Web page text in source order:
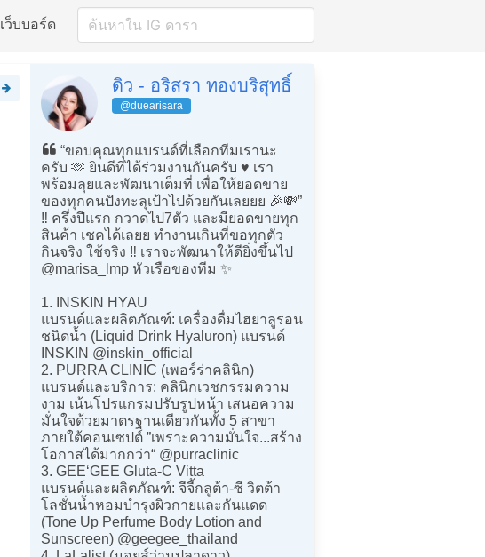
เว็บบอร์ด
ดิว - อริสรา ทองบริสุทธิ์
@duearisara
“ขอบคุณทุกแบรนด์ที่เลือกทีมเรานะ
ครับ 🫶 ยินดีที่ได้ร่วมงานกันครับ ♥️ เรา
พร้อมลุยและพัฒนาเต็มที่ เพื่อให้ยอดขาย
ของทุกคนปังทะลุเป้าไปด้วยกันเลยยย 🎉💸”
‼️ ครึ่งปีแรก กวาดไป7ตัว และมียอดขายทุก
สินค้า เชคได้เลยย ทำงานเกินที่ขอทุกตัว
กินจริง ใช้จริง ‼️ เราจะพัฒนาให้ดียิ่งขึ้นไป
@marisa_lmp หัวเรือของทีม ✨
1. INSKIN HYAU
แบรนด์และผลิตภัณฑ์: เครื่องดื่มไฮยาลูรอน
ชนิดน้ำ (Liquid Drink Hyaluron) แบรนด์
INSKIN @inskin_official
2. PURRA CLINIC (เพอร์ร่าคลินิก)
แบรนด์และบริการ: คลินิกเวชกรรมความ
งาม เน้นโปรแกรมปรับรูปหน้า เสนอความ
มั่นใจด้วยมาตรฐานเดียวกันทั้ง 5 สาขา
ภายใต้คอนเซปต์ ”เพราะความมั่นใจ...สร้าง
โอกาสได้มากกว่า“ @purraclinic
3. GEE‘GEE Gluta-C Vitta
แบรนด์และผลิตภัณฑ์: จีจี้กลูต้า-ซี วิตต้า
โลชั่นน้ำหอมบำรุงผิวกายและกันแดด
(Tone Up Perfume Body Lotion and
Sunscreen) @geegee_thailand